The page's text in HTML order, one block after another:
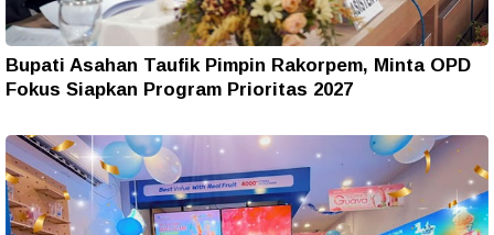
Bupati Asahan Taufik Pimpin Rakorpem, Minta OPD
Fokus Siapkan Program Prioritas 2027